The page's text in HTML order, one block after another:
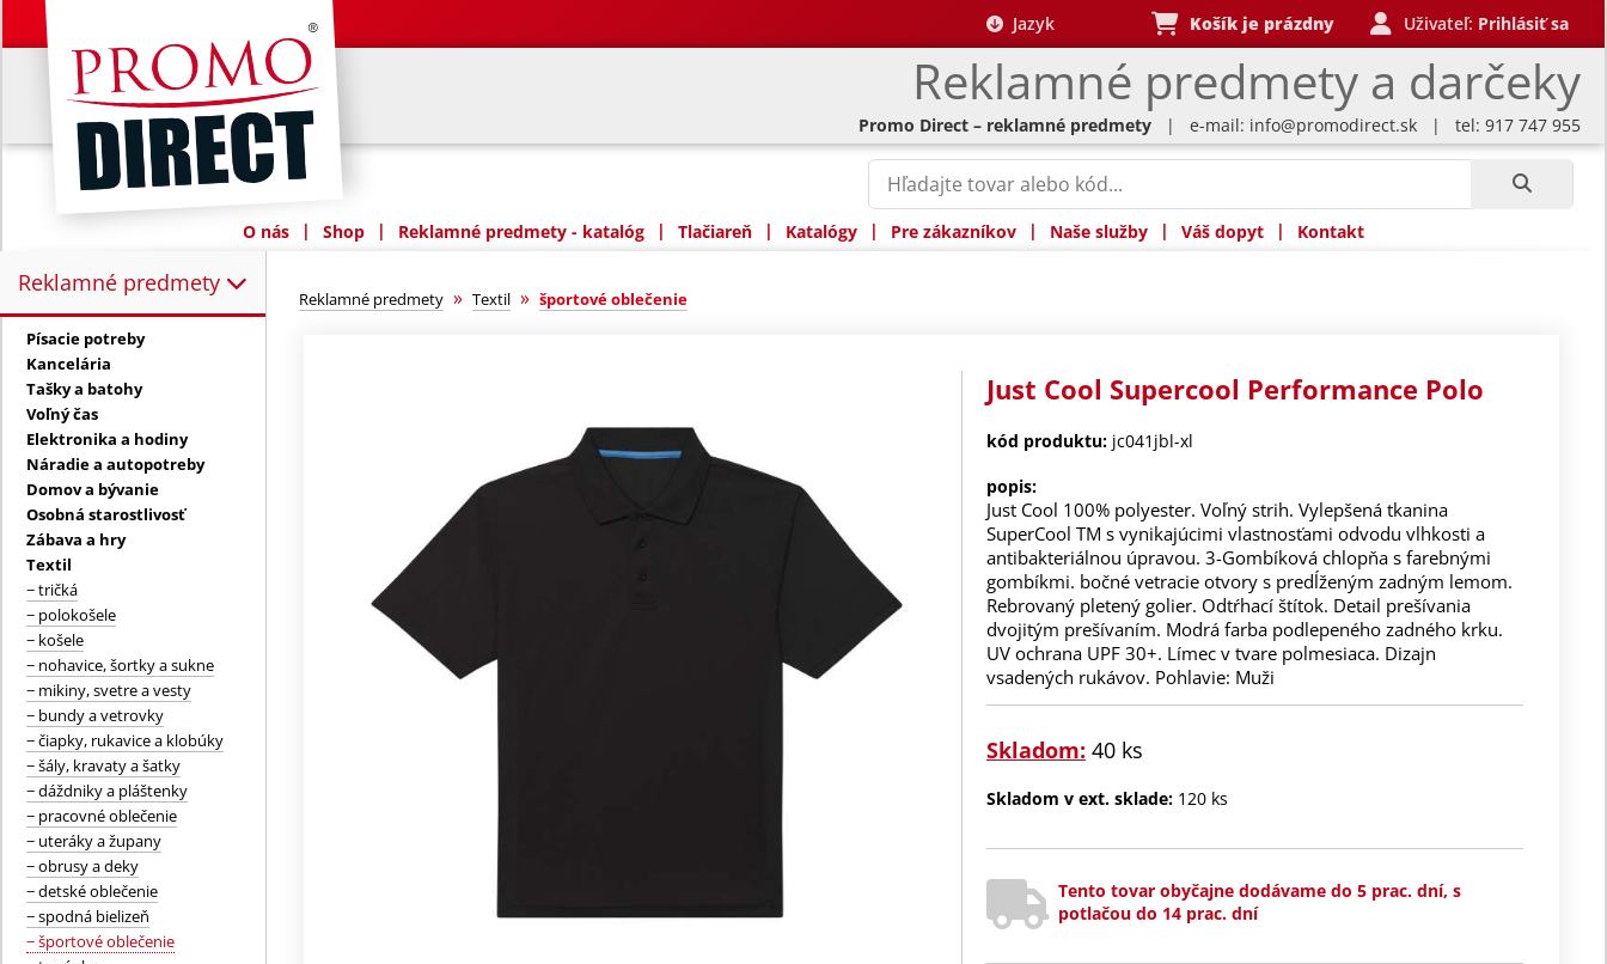
Reklamné predmety a darčeky
Jazyk Košík je prázdny Uživateľ: Prihlásiť sa
Promo Direct – reklamné predmety | e-mail: info@promodirect.sk | tel: 917 747 955
O nás | Shop | Reklamné predmety - katalóg | Tlačiareň | Katalógy | Pre zákazníkov | Naše služby | Váš dopyt | Kontakt
Reklamné predmety
Reklamné predmety:
Písacie potreby
Kancelária
Tašky a batohy
Voľný čas
Elektronika a hodiny
Náradie a autopotreby
Domov a bývanie
Osobná starostlivosť
Zábava a hry
Textil
− tričká
− polokošele
− košele
− nohavice, šortky a sukne
− mikiny, svetre a vesty
− bundy a vetrovky
− čiapky, rukavice a klobúky
− šály, kravaty a šatky
− dáždniky a pláštenky
− pracovné oblečenie
− uteráky a župany
− obrusy a deky
− detské oblečenie
− spodná bielizeň
− športové oblečenie
Reklamné predmety » Textil » športové oblečenie
Just Cool Supercool Performance Polo
kód produktu: jc041jbl-xl
popis:
Just Cool 100% polyester. Voľný strih. Vylepšená tkanina
SuperCool TM s vynikajúcimi vlastnosťami odvodu vlhkosti a
antibakteriálnou úpravou. 3-Gombíková chlopňa s farebnými
gombíkmi. bočné vetracie otvory s predĺženým zadným lemom.
Rebrovaný pletený golier. Odtŕhací štítok. Detail prešívania
dvojitým prešívaním. Modrá farba podlepeného zadného krku.
UV ochrana UPF 30+. Límec v tvare polmesiaca. Dizajn
vsadených rukávov. Pohlavie: Muži
Skladom: 40 ks
Skladom v ext. sklade: 120 ks
Tento tovar obyčajne dodávame do 5 prac. dní, s
potlačou do 14 prac. dní